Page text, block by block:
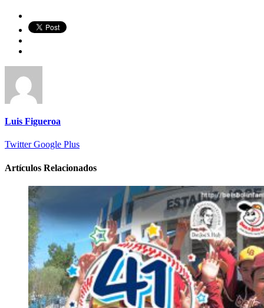
Luis Figueroa
TwitterGoogle Plus
Artículos Relacionados